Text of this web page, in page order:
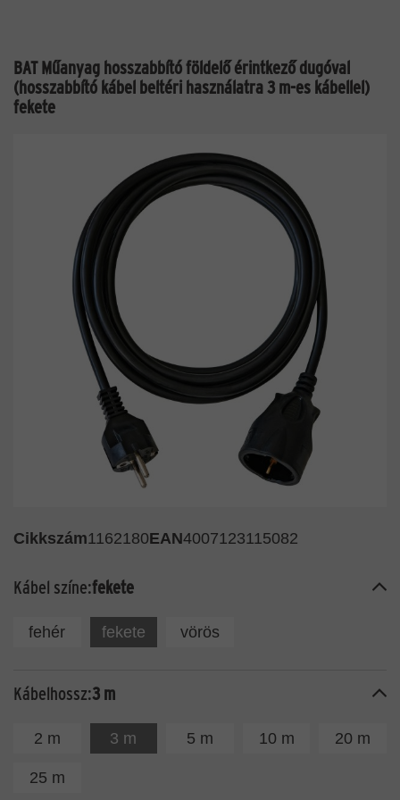
BAT Műanyag hosszabbító földelő érintkező dugóval
(hosszabbító kábel beltéri használatra 3 m-es kábellel)
fekete
Cikkszám1162180EAN4007123115082
Kábel színe:fekete
fehér fekete vörös
Kábelhossz:3 m
2 m 3 m 5 m 10 m 20 m
25 m